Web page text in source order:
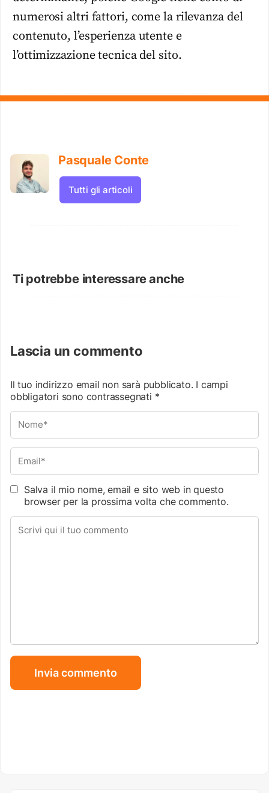
numerosi altri fattori, come la rilevanza del
contenuto, l’esperienza utente e
l’ottimizzazione tecnica del sito.
Pasquale Conte
Tutti gli articoli
Ti potrebbe interessare anche
Lascia un commento
Il tuo indirizzo email non sarà pubblicato. I campi
obbligatori sono contrassegnati *
Salva il mio nome, email e sito web in questo
browser per la prossima volta che commento.